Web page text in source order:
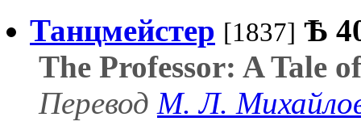
Танцмейстер [1837] Ѣ
The Professor: A Tale
Перевод М. Л.